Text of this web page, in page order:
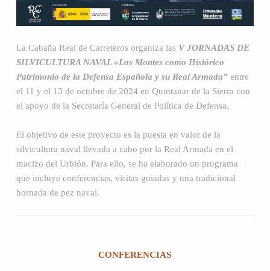
La Cabaña Real de Carreteros organiza las V JORNADAS DE
SILVICULTURA NAVAL «Los Montes como Histórico
Patrimonio de la Defensa Española y su Real Armada” entre
el 11 y el 13 de octubre de 2024 en Quintanar de la Sierra con
el apoyo de la Secretaría General de Política de Defensa.
El objetivo de este proyecto es la puesta en valor de la
silvicultura naval llevada a cabo por la Real Armada en el
macizo del Urbión. Para ello, se ha elaborado un programa
que incluye conferencias, visitas guiadas y una tradicional
hornada de pez naval.
CONFERENCIAS